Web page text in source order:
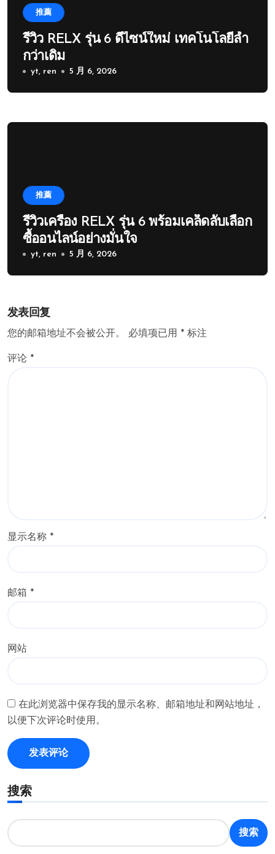
推薦
รีวิว RELX รุ่น 6 ดีไซน์ใหม่ เทคโนโลยีล้ำ
กว่าเดิม
yt, ren 5 月 6, 2026
推薦
รีวิวเครื่อง RELX รุ่น 6 พร้อมเคล็ดลับเลือก
ซื้ออนไลน์อย่างมั่นใจ
yt, ren 5 月 6, 2026
发表回复
您的邮箱地址不会被公开。 必填项已用 * 标注
评论 *
显示名称 *
邮箱 *
网站
在此浏览器中保存我的显示名称、邮箱地址和网站地址，
以便下次评论时使用。
搜索
搜索